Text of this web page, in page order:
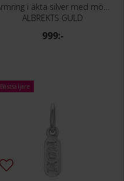
Armring i äkta silver med mönster
ALBREKTS GULD
999:-
Bästsäljare